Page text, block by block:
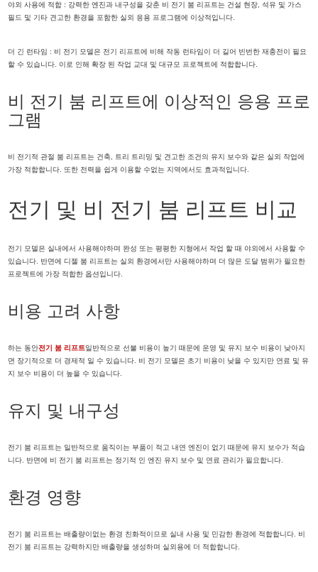
야외 사용에 적합 : 강력한 엔진과 내구성을 갖춘 비 전기 붐 리프트는 건설 현장, 석유 및 가스
필드 및 기타 견고한 환경을 포함한 실외 응용 프로그램에 이상적입니다.
더 긴 런타임 : 비 전기 모델은 전기 리프트에 비해 작동 런타임이 더 길어 빈번한 재충전이 필요
할 수 있습니다. 이로 인해 확장 된 작업 교대 및 대규모 프로젝트에 적합합니다.
비 전기 붐 리프트에 이상적인 응용 프로
그램
비 전기적 관절 붐 리프트는 건축, 트리 트리밍 및 견고한 조건의 유지 보수와 같은 실외 작업에
가장 적합합니다. 또한 전력을 쉽게 이용할 수없는 지역에서도 효과적입니다.
전기 및 비 전기 붐 리프트 비교
전기 모델은 실내에서 사용해야하며 완성 또는 평평한 지형에서 작업 할 때 야외에서 사용할 수
있습니다. 반면에 디젤 붐 리프트는 실외 환경에서만 사용해야하며 더 많은 도달 범위가 필요한
프로젝트에 가장 적합한 옵션입니다.
비용 고려 사항
하는 동안전기 붐 리프트일반적으로 선불 비용이 높기 때문에 운영 및 유지 보수 비용이 낮아지
면 장기적으로 더 경제적 일 수 있습니다. 비 전기 모델은 초기 비용이 낮을 수 있지만 연료 및 유
지 보수 비용이 더 높을 수 있습니다.
유지 및 내구성
전기 붐 리프트는 일반적으로 움직이는 부품이 적고 내연 엔진이 없기 때문에 유지 보수가 적습
니다. 반면에 비 전기 붐 리프트는 정기적 인 엔진 유지 보수 및 연료 관리가 필요합니다.
환경 영향
전기 붐 리프트는 배출량이없는 환경 친화적이므로 실내 사용 및 민감한 환경에 적합합니다. 비
전기 붐 리프트는 강력하지만 배출량을 생성하며 실외용에 더 적합합니다.